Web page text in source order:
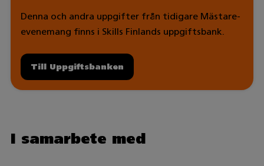
Denna och andra uppgifter från tidigare Mästare-
evenemang finns i Skills Finlands uppgiftsbank.
Till Uppgiftsbanken
I samarbete med